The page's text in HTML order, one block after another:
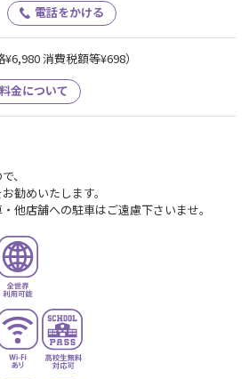
電話をかける
¥6,980 消費税額等¥698）
金について
、
勧めいたします。
他店舗への駐車はご遠慮下さいませ。